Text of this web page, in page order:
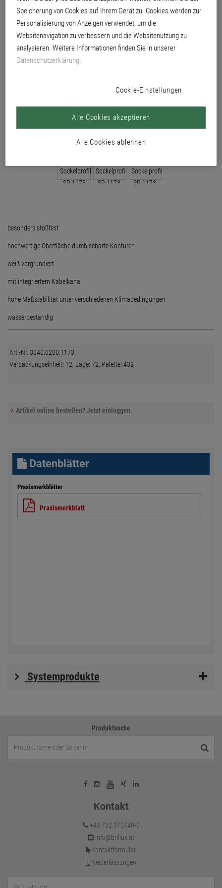
besonders stoßfest
hochwertige Oberfläche durch scharfe Konturen
weiß vorgrundiert
mit integriertem Kabelkanal
hohe Maßstabilität unter verschiedenen Klimabedingungen
wasserbeständig
Art.-Nr. 3040.0200.1173,
Verpackungseinheit: 12, Lage: 72, Palette: 432
Artikel online bestellen? Jetzt einloggen.
Datenblätter
Praxismerkblätter
Praxismerkblatt
Systemprodukte
Produktsuche
Kontakt
+43 732 370740-0
info@brillux.at
Kontaktformular
Niederlassungen
Speicherung von Cookies auf Ihrem Gerät zu. Cookies werden zur
Personalisierung von Anzeigen verwendet, um die
Websitenavigation zu verbessern und die Websitenutzung zu
analysieren. Weitere Informationen finden Sie in unserer
Datenschutzerklärung.
Cookie-Einstellungen
Alle Cookies ablehnen
Alle Cookies akzeptieren